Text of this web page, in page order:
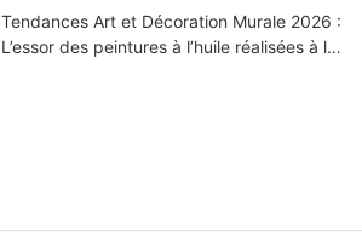
Tendances Art et Décoration Murale 2026 :
L’essor des peintures à l’huile réalisées à la